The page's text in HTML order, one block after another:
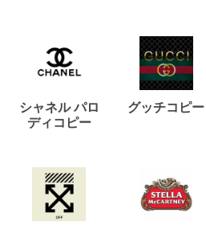
シャネル パロ
ディコピー
グッチコピー